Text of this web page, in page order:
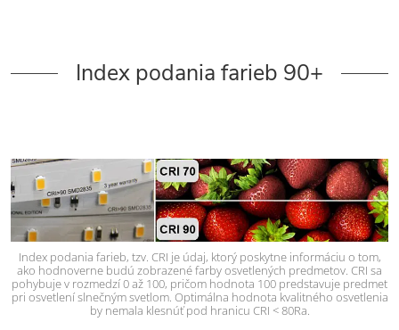
Index podania farieb 90+
Index podania farieb, tzv. CRI je údaj, ktorý poskytne informáciu o tom,
ako hodnoverne budú zobrazené farby osvetlených predmetov. CRI sa
pohybuje v rozmedzí 0 až 100, pričom hodnota 100 predstavuje predmet
pri osvetlení slnečným svetlom. Optimálna hodnota kvalitného osvetlenia
by nemala klesnúť pod hranicu CRI < 80Ra.